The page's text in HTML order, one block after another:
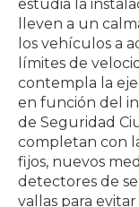
estudia la
lleven a un
los vehículos a
límites de
contempla la
en función del
de Seguridad
completan con
fijos, nuevos
detectores de
vallas para